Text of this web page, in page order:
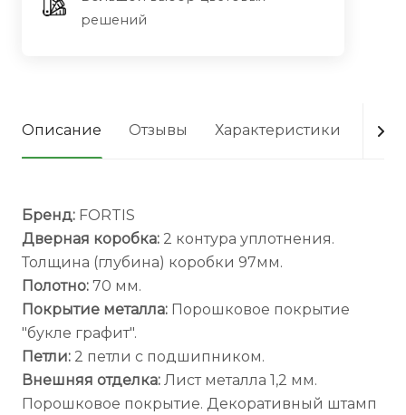
решений
Описание Отзывы Характеристики
Бренд: FORTIS
Дверная коробка: 2 контура уплотнения.
Толщина (глубина) коробки 97мм.
Полотно: 70 мм.
Покрытие металла: Порошковое покрытие
"букле графит".
Петли: 2 петли с подшипником.
Внешняя отделка: Лист металла 1,2 мм.
Порошковое покрытие. Декоративный штамп